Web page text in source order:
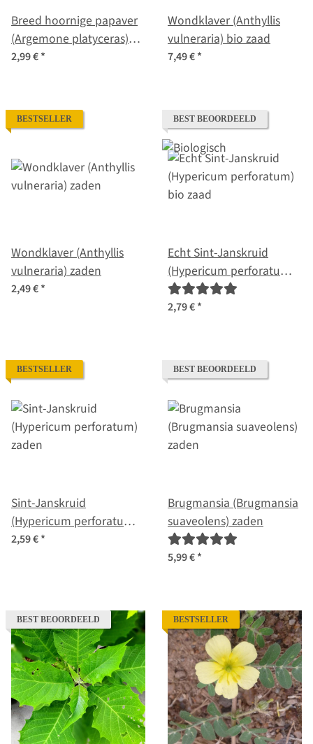
Breed hoornige papaver
(Argemone platyceras)
bio zaad
2,99 €*
Wondklaver (Anthyllis
vulneraria) bio zaad
7,49 €*
BESTSELLER
Wondklaver (Anthyllis
vulneraria) zaden
2,49 €*
BEST BEOORDEELD
Echt Sint-Janskruid
(Hypericum perforatum)
bio zaad
2,79 €*
BESTSELLER
Sint-Janskruid
(Hypericum perforatum)
zaden
2,59 €*
BEST BEOORDEELD
Brugmansia (Brugmansia
suaveolens) zaden
5,99 €*
BEST BEOORDEELD BESTSELLER